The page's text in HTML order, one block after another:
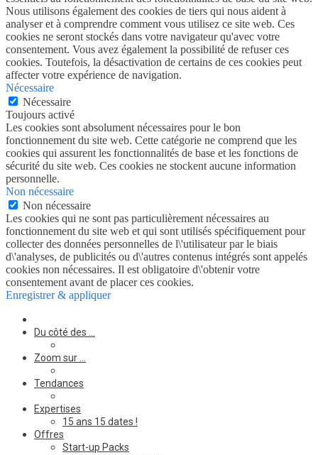
Nous utilisons également des cookies de tiers qui nous aident à
analyser et à comprendre comment vous utilisez ce site web. Ces
cookies ne seront stockés dans votre navigateur qu'avec votre
consentement. Vous avez également la possibilité de refuser ces
cookies. Toutefois, la désactivation de certains de ces cookies peut
affecter votre expérience de navigation.
Nécessaire
Nécessaire
Toujours activé
Les cookies sont absolument nécessaires pour le bon
fonctionnement du site web. Cette catégorie ne comprend que les
cookies qui assurent les fonctionnalités de base et les fonctions de
sécurité du site web. Ces cookies ne stockent aucune information
personnelle.
Non nécessaire
Non nécessaire
Les cookies qui ne sont pas particulièrement nécessaires au
fonctionnement du site web et qui sont utilisés spécifiquement pour
collecter des données personnelles de l\'utilisateur par le biais
d\'analyses, de publicités ou d\'autres contenus intégrés sont appelés
cookies non nécessaires. Il est obligatoire d\'obtenir votre
consentement avant de placer ces cookies.
Enregistrer & appliquer
Du côté des …
Zoom sur …
Tendances
Expertises
15 ans 15 dates !
Offres
Start-up Packs